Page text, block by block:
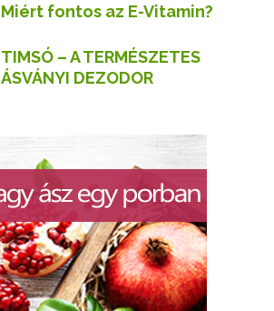
Miért fontos az E-Vitamin?
TIMSÓ – A TERMÉSZETES
ÁSVÁNYI DEZODOR